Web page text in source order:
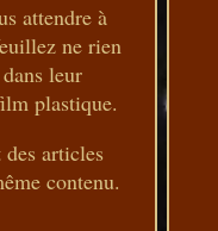
attendre à
ne rien
leur
plastique.
articles
contenu.